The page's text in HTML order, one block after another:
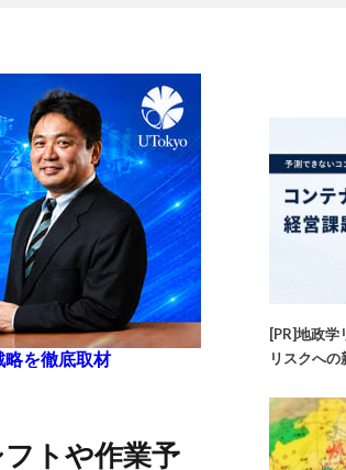
略を徹底取材
[PR]地政
リスクへ